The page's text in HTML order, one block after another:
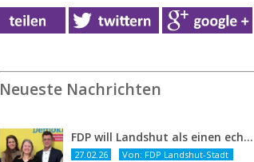
Neueste Nachrichten
FDP will Landshut als einen echten Chancenort gestalten
27.02.26
Von: FDP Landshut-Stadt